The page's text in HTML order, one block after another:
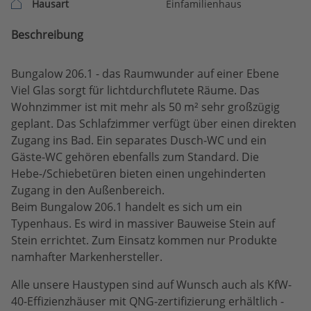
Hausart Einfamilienhaus
Beschreibung
Bungalow 206.1 - das Raumwunder auf einer Ebene
Viel Glas sorgt für lichtdurchflutete Räume. Das
Wohnzimmer ist mit mehr als 50 m² sehr großzügig
geplant. Das Schlafzimmer verfügt über einen direkten
Zugang ins Bad. Ein separates Dusch-WC und ein
Gäste-WC gehören ebenfalls zum Standard. Die
Hebe-/Schiebetüren bieten einen ungehinderten
Zugang in den Außenbereich.
Beim Bungalow 206.1 handelt es sich um ein
Typenhaus. Es wird in massiver Bauweise Stein auf
Stein errichtet. Zum Einsatz kommen nur Produkte
namhafter Markenhersteller.
Alle unsere Haustypen sind auf Wunsch auch als KfW-
40-Effizienzhäuser mit QNG-zertifizierung erhältlich -